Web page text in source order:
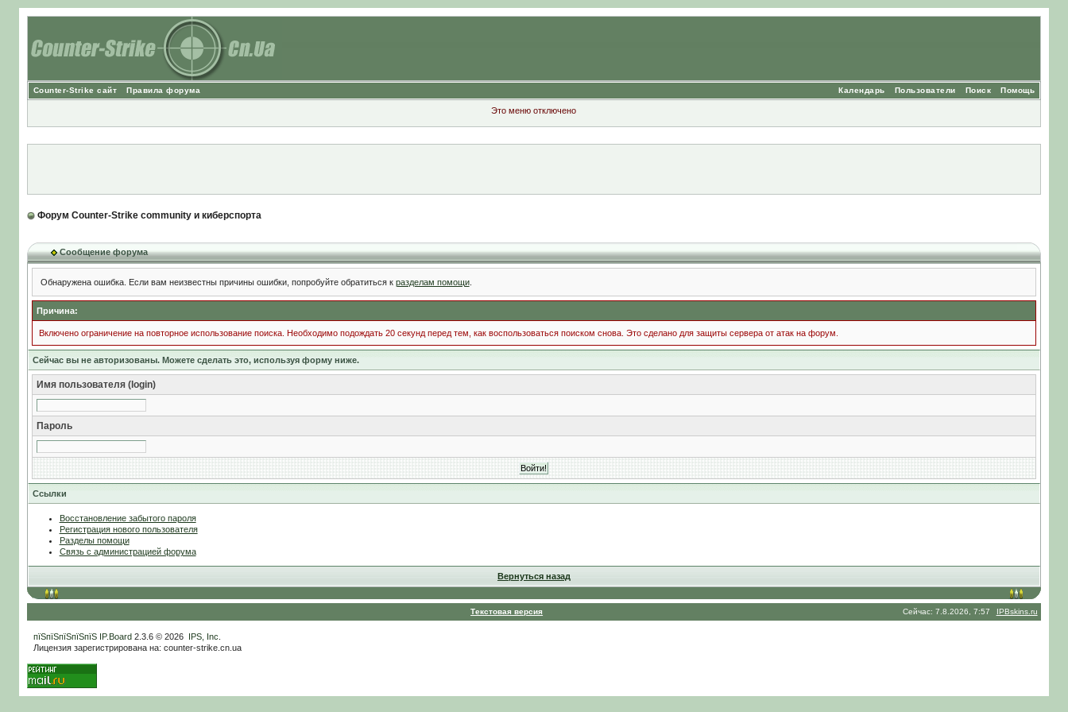
Counter-Strike сайт Правила форума Помощь
Поиск
Пользователи
Календарь
Это меню отключено
Форум Counter-Strike community и киберспорта
Сообщение форума
Обнаружена ошибка. Если вам неизвестны причины ошибки, попробуйте обратиться к разделам помощи.
Причина:
Включено ограничение на повторное использование поиска. Необходимо подождать 20 секунд перед тем, как воспользоваться поиском снова. Это сделано для защиты сервера от атак на форум.
Сейчас вы не авторизованы. Можете сделать это, используя форму ниже.
Имя пользователя (login)
Пароль
Ссылки
Восстановление забытого пароля
Регистрация нового пользователя
Разделы помощи
Связь с администрацией форума
Вернуться назад
Текстовая версия Сейчас: 7.8.2026, 7:57 IPBskins.ru
пїЅпїЅпїЅпїЅпїЅ IP.Board2.3.6 © 2026 IPS, Inc
Лицензия зарегистрирована на: counter-strike.cn.ua